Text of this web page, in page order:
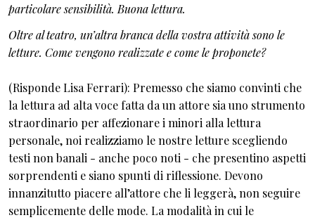
particolare sensibilità. Buona lettura.
Oltre al teatro, un’altra branca della vostra attività sono le
letture. Come vengono realizzate e come le proponete?
(Risponde Lisa Ferrari): Premesso che siamo convinti che
la lettura ad alta voce fatta da un attore sia uno strumento
straordinario per affezionare i minori alla lettura
personale, noi realizziamo le nostre letture scegliendo
testi non banali - anche poco noti - che presentino aspetti
sorprendenti e siano spunti di riflessione. Devono
innanzitutto piacere all’attore che li leggerà, non seguire
semplicemente delle mode. La modalità in cui le